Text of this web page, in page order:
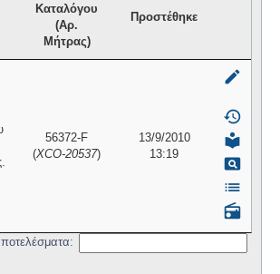
Καταλόγου
(Αρ.
Μήτρας)
Προστέθηκε
56372-F
(XCO-20537)
13/9/2010
13:19
mode_edit
history
local_library
pageview
list
radio